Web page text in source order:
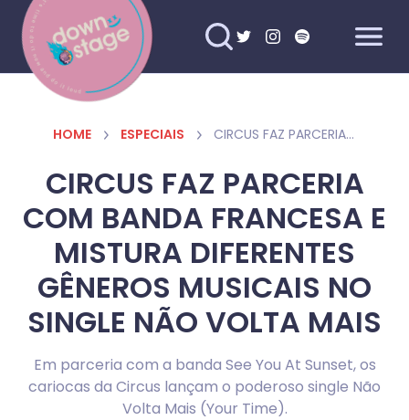
HOME ESPECIAIS CIRCUS FAZ PARCERIA COM BANDA FRANCESA E MISTURA DIFERENTES GÊNEROS MUSICAIS NO SINGLE NÃO VOLTA MAIS
CIRCUS FAZ PARCERIA
COM BANDA FRANCESA E
MISTURA DIFERENTES
GÊNEROS MUSICAIS NO
SINGLE NÃO VOLTA MAIS
Em parceria com a banda See You At Sunset, os
cariocas da Circus lançam o poderoso single Não
Volta Mais (Your Time).